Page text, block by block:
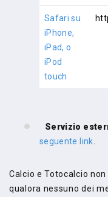
Safari su
iPhone,
iPad, o
iPod
touch
Servizio
seguente link
Calcio e Totocalcio
qualora nessuno dei